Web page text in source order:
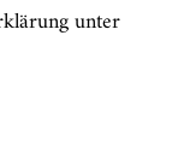
unter